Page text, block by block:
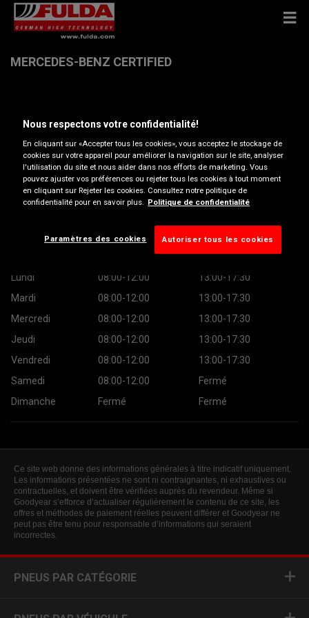
MERCEDES-BENZ CERTIFIED
LAMBERT
Obtenir directions
Afficher le numéro de téléphone
johan.van_den_broeck@daimler.com
Lundi 08:00-12:00
13:00-17:30
Mardi
08:00-12:00
13:00-17:30
Mercredi
08:00-12:00
13:00-17:30
Jeudi
08:00-12:00
13:00-17:30
Vendredi
08:00-12:00
13:00-17:30
Samedi
08:00-12:00
Fermé
Dimanche
Fermé Fermé
Ce site web donne des informations générales à titre indicatif uniquement.
Les informations présentées ne sont ni contraignantes, ni exhaustives ou
contractuelles, et doivent être vérifiées auprès du revendeur. Même si
Goodyear s’efforce d’actualiser régulièrement le contenu de ce site, les
offres et méthodes de paiement réelles peuvent différer et Goodyear ne
peut pas être tenu pour responsable d’informations qui seraient
incorrectes.
PNEUS PAR CATÉGORIE
Nous respectons votre confidentialité!
En cliquant sur «Accepter tous les cookies», vous acceptez le stockage de
cookies sur votre appareil pour améliorer la navigation sur le site, analyser
l'utilisation du site et nous aider dans nos efforts de marketing. Vous
pouvez ajuster vos préférences ou rejeter tous les cookies à tout moment
en cliquant sur Rejeter les cookies. Consultez notre politique de
confidentialité pour en savoir plus. Politique de confidentialité
Paramètres des cookies Autoriser tous les cookies